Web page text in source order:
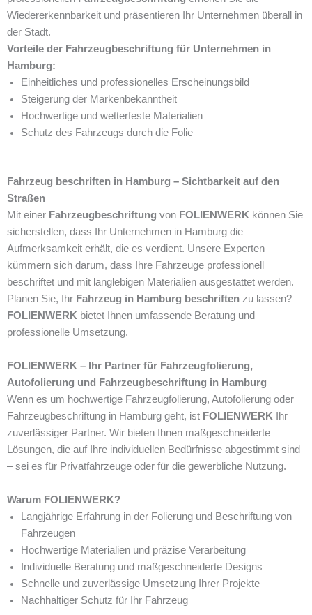
Wiedererkennbarkeit und präsentieren Ihr Unternehmen überall in
der Stadt.
Vorteile der Fahrzeugbeschriftung für Unternehmen in
Hamburg:
Einheitliches und professionelles Erscheinungsbild
Steigerung der Markenbekanntheit
Hochwertige und wetterfeste Materialien
Schutz des Fahrzeugs durch die Folie
Fahrzeug beschriften in Hamburg – Sichtbarkeit auf den
Straßen
Mit einer Fahrzeugbeschriftung von FOLIENWERK können Sie
sicherstellen, dass Ihr Unternehmen in Hamburg die
Aufmerksamkeit erhält, die es verdient. Unsere Experten
kümmern sich darum, dass Ihre Fahrzeuge professionell
beschriftet und mit langlebigen Materialien ausgestattet werden.
Planen Sie, Ihr Fahrzeug in Hamburg beschriften zu lassen?
FOLIENWERK bietet Ihnen umfassende Beratung und
professionelle Umsetzung.
FOLIENWERK – Ihr Partner für Fahrzeugfolierung,
Autofolierung und Fahrzeugbeschriftung in Hamburg
Wenn es um hochwertige Fahrzeugfolierung, Autofolierung oder
Fahrzeugbeschriftung in Hamburg geht, ist FOLIENWERK Ihr
zuverlässiger Partner. Wir bieten Ihnen maßgeschneiderte
Lösungen, die auf Ihre individuellen Bedürfnisse abgestimmt sind
– sei es für Privatfahrzeuge oder für die gewerbliche Nutzung.
Warum FOLIENWERK?
Langjährige Erfahrung in der Folierung und Beschriftung von
Fahrzeugen
Hochwertige Materialien und präzise Verarbeitung
Individuelle Beratung und maßgeschneiderte Designs
Schnelle und zuverlässige Umsetzung Ihrer Projekte
Nachhaltiger Schutz für Ihr Fahrzeug